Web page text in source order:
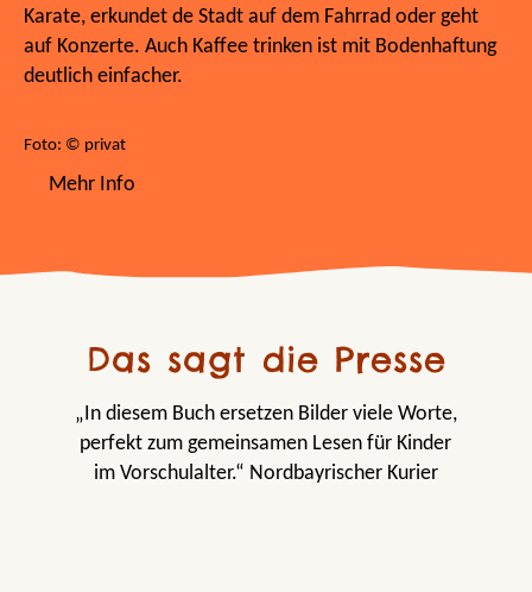
Karate, erkundet de Stadt auf dem Fahrrad oder geht
auf Konzerte. Auch Kaffee trinken ist mit Bodenhaftung
deutlich einfacher.
Foto: © privat
Mehr Info
Das sagt die Presse
„In diesem Buch ersetzen Bilder viele Worte,
perfekt zum gemeinsamen Lesen für Kinder
im Vorschulalter.“ Nordbayrischer Kurier